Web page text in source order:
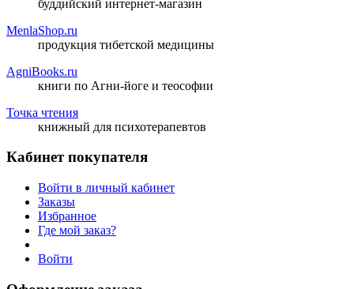
буддийский интернет-магазин
MenlaShop.ru
продукция тибетской медицины
AgniBooks.ru
книги по Агни-йоге и теософии
Точка чтения
книжный для психотерапевтов
Кабинет покупателя
Войти в личный кабинет
Заказы
Избранное
Где мой заказ?
Войти